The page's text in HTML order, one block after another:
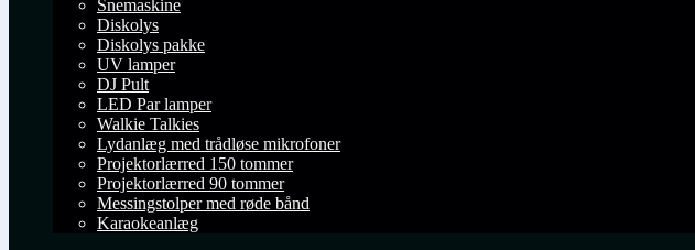
Snemaskine
Diskolys
Diskolys pakke
UV lamper
DJ Pult
LED Par lamper
Walkie Talkies
Lydanlæg med trådløse mikrofoner
Projektorlærred 150 tommer
Projektorlærred 90 tommer
Messingstolper med røde bånd
Karaokeanlæg